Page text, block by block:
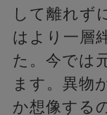
して離れず
はより一層
た。今では
ます。異物
か想像する